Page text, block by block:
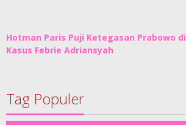
Hotman Paris Puji Ketegasan Prabowo di
Kasus Febrie Adriansyah
Tag Populer